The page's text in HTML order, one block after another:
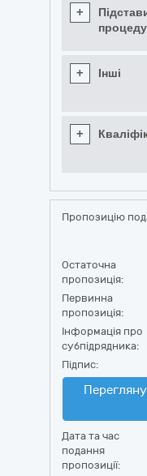
+
+ Інші
+
Пропозицію
Остаточна
пропозиція:
Первинна
пропозиція:
Інформація про
субпідрядника:
Підпис:
Дата та час
подання
пропозиції: